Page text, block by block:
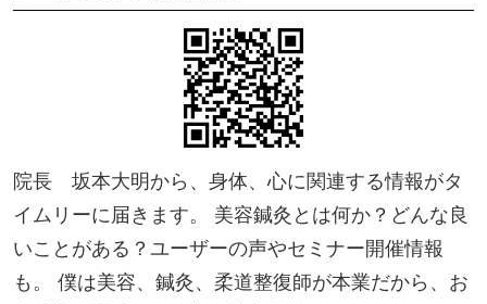
院長 坂本大明から、身体、心に関連する情報がタ
イムリーに届きます。 美容鍼灸とは何か？どんな良
いことがある？ユーザーの声やセミナー開催情報
も。 僕は美容、鍼灸、柔道整復師が本業だから、お